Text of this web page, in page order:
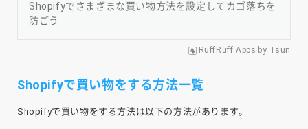
Shopifyでさまざまな買い物方法を設定してカゴ落ちを
防ごう
RuffRuff Apps by Tsun
Shopifyで買い物をする方法一覧
Shopifyで買い物をする方法は以下の方法があります。